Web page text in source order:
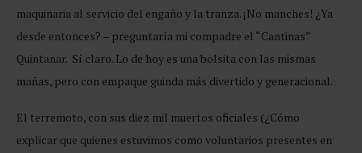
maquinaria al servicio del engaño y la tranza. ¡No manches! ¿Ya
desde entonces? – preguntaría mi compadre el “Cantinas”
Quintanar. Sí claro. Lo de hoy es una bolsita con las mismas
mañas, pero con empaque guinda más divertido y generacional.
El terremoto, con sus diez mil muertos oficiales (¿Cómo
explicar que quienes estuvimos como voluntarios presentes en